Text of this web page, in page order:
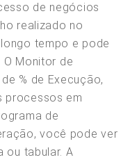
de negócios
realizado no
tempo e pode
Monitor de
% de Execução,
processos em
de
você pode ver
ou tabular. A